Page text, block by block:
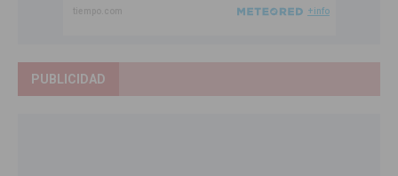
PUBLICIDAD